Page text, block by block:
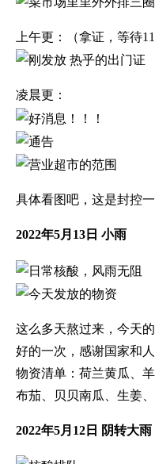
上午更：（拿证，等待
凌晨更：
具体看图吧，这是封控
2022年5月13日 小雨
这么多天熬过来，今天
好的一次，感谢国家和人
物资清单：荷兰黄瓜、
布茄、贝贝南瓜、生姜
2022年5月12日 阴转大